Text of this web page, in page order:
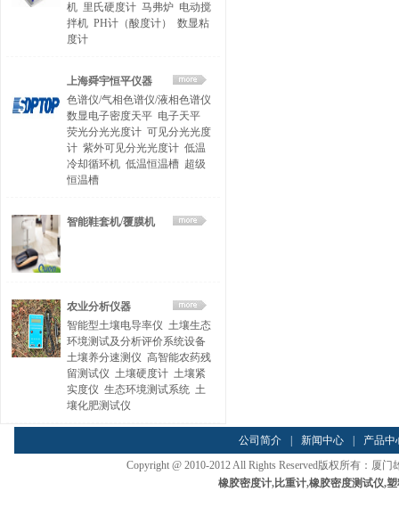
机 里氏硬度计 马弗炉 电动搅
拌机 PH计（酸度计）
数显粘
度计
上海舜宇恒平仪器
色谱仪/气相色谱仪/液相色谱仪
数显电子密度天平 电子天平
荧光分光光度计 可见分光光度
计 紫外可见分光光度计 低温
冷却循环机 低温恒温槽 超级
恒温槽
智能鞋套机/覆膜机
农业分析仪器
智能型土壤电导率仪 土壤生态
环境测试及分析评价系统设备
土壤养分速测仪 高智能农药残
留测试仪 土壤硬度计 土壤紧
实度仪 生态环境测试系统 土
壤化肥测试仪
公司简介 新闻中心
产品中
Copyright @ 2010-2012 All Rights Reserved版权所有：厦
橡胶密度计,比重计,橡胶密度测试仪,塑